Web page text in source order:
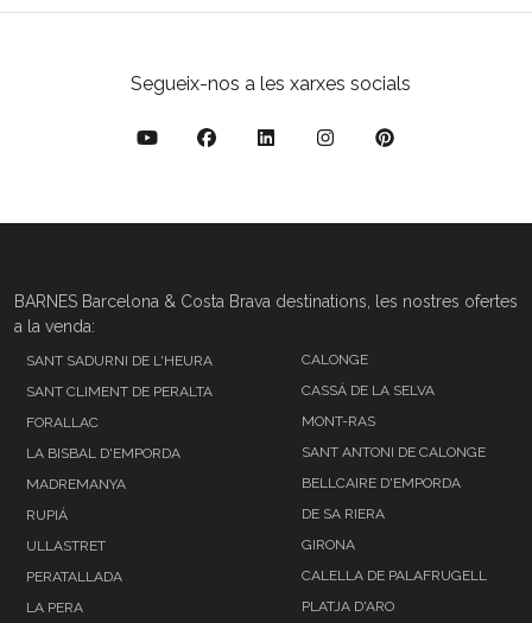
Segueix-nos a les xarxes socials
BARNES Barcelona & Costa Brava destinations, les nostres ofertes
a la venda:
SANT SADURNI DE L'HEURA
SANT CLIMENT DE PERALTA
FORALLAC
LA BISBAL D'EMPORDA
MADREMANYA
RUPIÁ
ULLASTRET
PERATALLADA
LA PERA
CALONGE
CASSÁ DE LA SELVA
MONT-RAS
SANT ANTONI DE CALONGE
BELLCAIRE D'EMPORDA
DE SA RIERA
GIRONA
CALELLA DE PALAFRUGELL
PLATJA D'ARO